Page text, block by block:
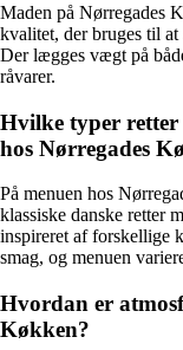
Maden på Nørregades
kvalitet, der bruges til at
Der lægges vægt på
råvarer.
Hvilke typer
hos Nørregades
På menuen hos
klassiske danske retter
inspireret af forskellige
smag, og menuen
Hvordan er
Køkken?